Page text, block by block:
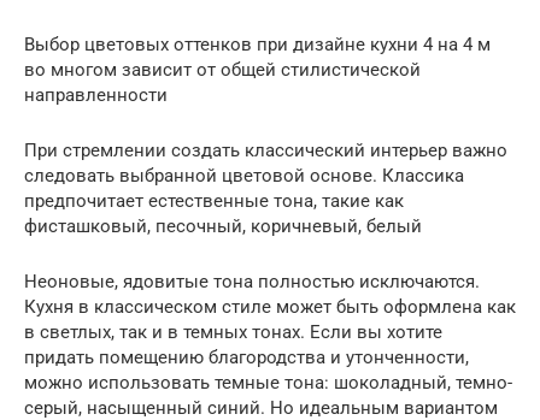
Выбор цветовых оттенков при дизайне кухни 4 на 4 м
во многом зависит от общей стилистической
направленности
При стремлении создать классический интерьер важно
следовать выбранной цветовой основе. Классика
предпочитает естественные тона, такие как
фисташковый, песочный, коричневый, белый
Неоновые, ядовитые тона полностью исключаются.
Кухня в классическом стиле может быть оформлена как
в светлых, так и в темных тонах. Если вы хотите
придать помещению благородства и утонченности,
можно использовать темные тона: шоколадный, темно-
серый, насыщенный синий. Но идеальным вариантом